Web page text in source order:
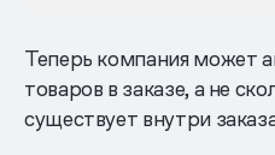
Теперь компания может
товаров в заказе, а не
существует внутри